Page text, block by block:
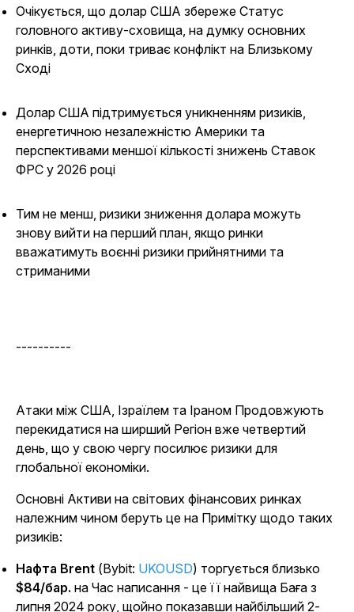
Очікується, що долар США збереже Статус
головного активу-сховища, на думку основних
ринків, доти, поки триває конфлікт на Близькому
Сході
Долар США підтримується уникненням ризиків,
енергетичною незалежністю Америки та
перспективами меншої кількості знижень Ставок
ФРС у 2026 році
Тим не менш, ризики зниження долара можуть
знову вийти на перший план, якщо ринки
вважатимуть воєнні ризики прийнятними та
стриманими
----------
Атаки між США, Ізраїлем та Іраном Продовжують
перекидатися на ширший Регіон вже четвертий
день, що у свою чергу посилює ризики для
глобальної економіки.
Основні Активи на світових фінансових ринках
належним чином беруть це на Примітку щодо таких
ризиків:
Нафта Brent (Bybit: UKOUSD) торгується близько
$84/бар. на Час написання - це її найвища Баға з
липня 2024 року, щойно показавши найбільший 2-